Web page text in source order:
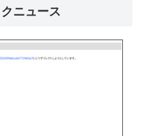
ニュース